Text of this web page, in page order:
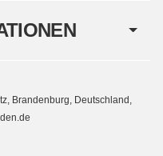
Brandenburg, Deutschland,